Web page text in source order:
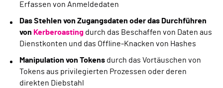
Erfassen von Anmeldedaten
Das Stehlen von Zugangsdaten oder das Durchführen
von Kerberoasting durch das Beschaffen von Daten aus
Dienstkonten und das Offline-Knacken von Hashes
Manipulation von Tokens durch das Vortäuschen von
Tokens aus privilegierten Prozessen oder deren
direkten Diebstahl